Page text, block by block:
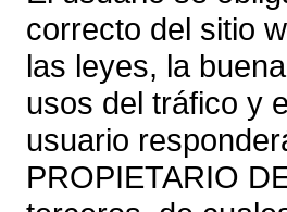
correcto del sitio
las leyes, la
usos del tráfico y
usuario
PROPIETARIO